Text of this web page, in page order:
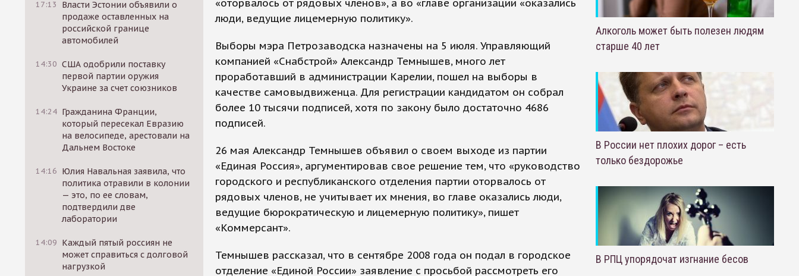
17:13
Власти Эстонии объявили о
продаже оставленных на
российской границе
автомобилей
14:30 США одобрили поставку
первой партии оружия
Украине за счет союзников
14:24 Гражданина Франции,
который пересекал Евразию
на велосипеде, арестовали на
Дальнем Востоке
14:16 Юлия Навальная заявила, что
политика отравили в колонии
— это, по ее словам,
подтвердили две
лаборатории
14:09 Каждый пятый россиян не
может справиться с долговой
нагрузкой
«оторвалось от рядовых членов», а во «главе организации «оказались
люди, ведущие лицемерную политику».
Выборы мэра Петрозаводска назначены на 5 июля. Управляющий
компанией «Снабстрой» Александр Темнышев, много лет
проработавший в администрации Карелии, пошел на выборы в
качестве самовыдвиженца. Для регистрации кандидатом он собрал
более 10 тысячи подписей, хотя по закону было достаточно 4686
подписей.
26 мая Александр Темнышев объявил о своем выходе из партии
«Единая Россия», аргументировав свое решение тем, что «руководство
городского и республиканского отделения партии оторвалось от
рядовых членов, не учитывает их мнения, во главе оказались люди,
ведущие бюрократическую и лицемерную политику», пишет
«Коммерсант».
Темнышев рассказал, что в сентябре 2008 года он подал в городское
отделение «Единой России» заявление с просьбой рассмотреть его
Алкоголь может быть полезен людям
старше 40 лет
В России нет плохих дорог – есть
только бездорожье
В РПЦ упорядочат изгнание бесов